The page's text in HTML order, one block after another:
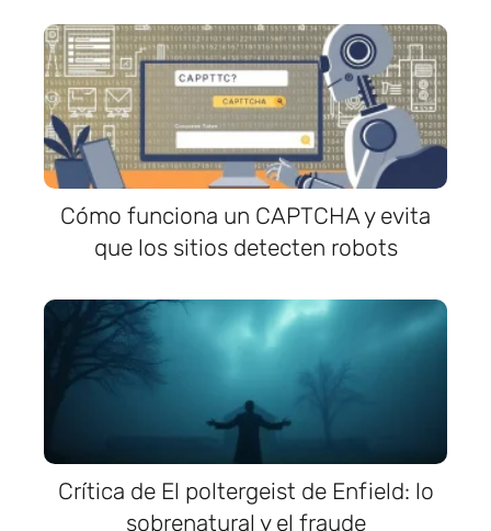
Cómo funciona un CAPTCHA y evita
que los sitios detecten robots
Crítica de El poltergeist de Enfield: lo
sobrenatural y el fraude